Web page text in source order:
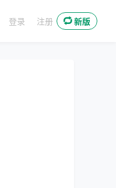
登录 注册 新版